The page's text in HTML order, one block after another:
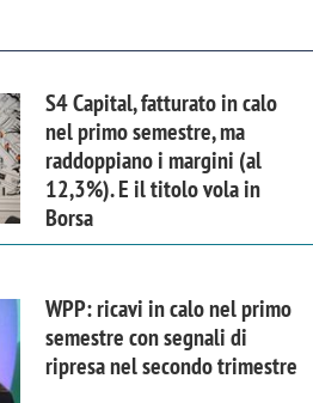
S4 Capital, fatturato in calo
nel primo semestre, ma
raddoppiano i margini (al
12,3%). E il titolo vola in
Borsa
WPP: ricavi in calo nel primo
semestre con segnali di
ripresa nel secondo trimestre